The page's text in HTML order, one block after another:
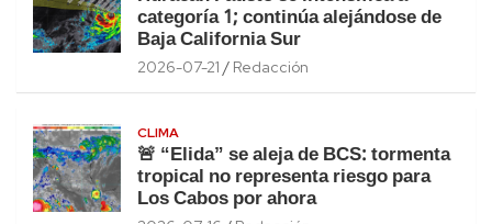
categoría 1; continúa alejándose de
Baja California Sur
2026-07-21 Redacción
CLIMA
🚨 “Elida” se aleja de BCS: tormenta
tropical no representa riesgo para
Los Cabos por ahora